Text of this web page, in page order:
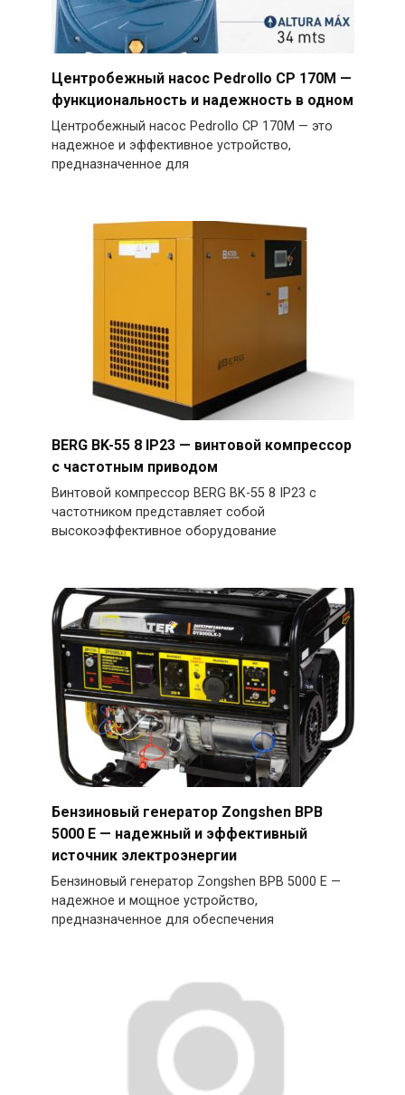
Центробежный насос Pedrollo CP 170M —
функциональность и надежность в одном
Центробежный насос Pedrollo CP 170M — это
надежное и эффективное устройство,
предназначенное для
BERG BK-55 8 IP23 — винтовой компрессор
с частотным приводом
Винтовой компрессор BERG BK-55 8 IP23 с
частотником представляет собой
высокоэффективное оборудование
Бензиновый генератор Zongshen BPB
5000 E — надежный и эффективный
источник электроэнергии
Бензиновый генератор Zongshen BPB 5000 E —
надежное и мощное устройство,
предназначенное для обеспечения